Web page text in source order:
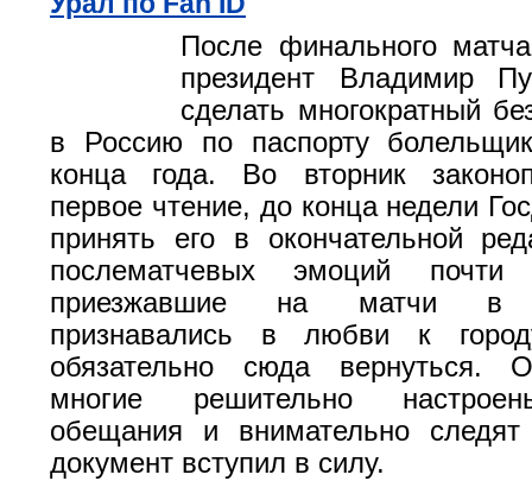
После финального
президент Владимир
сделать многократный
в Россию по паспорту
конца года. Во вторник
первое чтение, до конца недели
принять его в окончательной
послематчевых эмоций
приезжавшие на матчи в
признавались в любви к
обязательно сюда вернуться.
многие решительно
обещания и внимательно
документ вступил в силу.